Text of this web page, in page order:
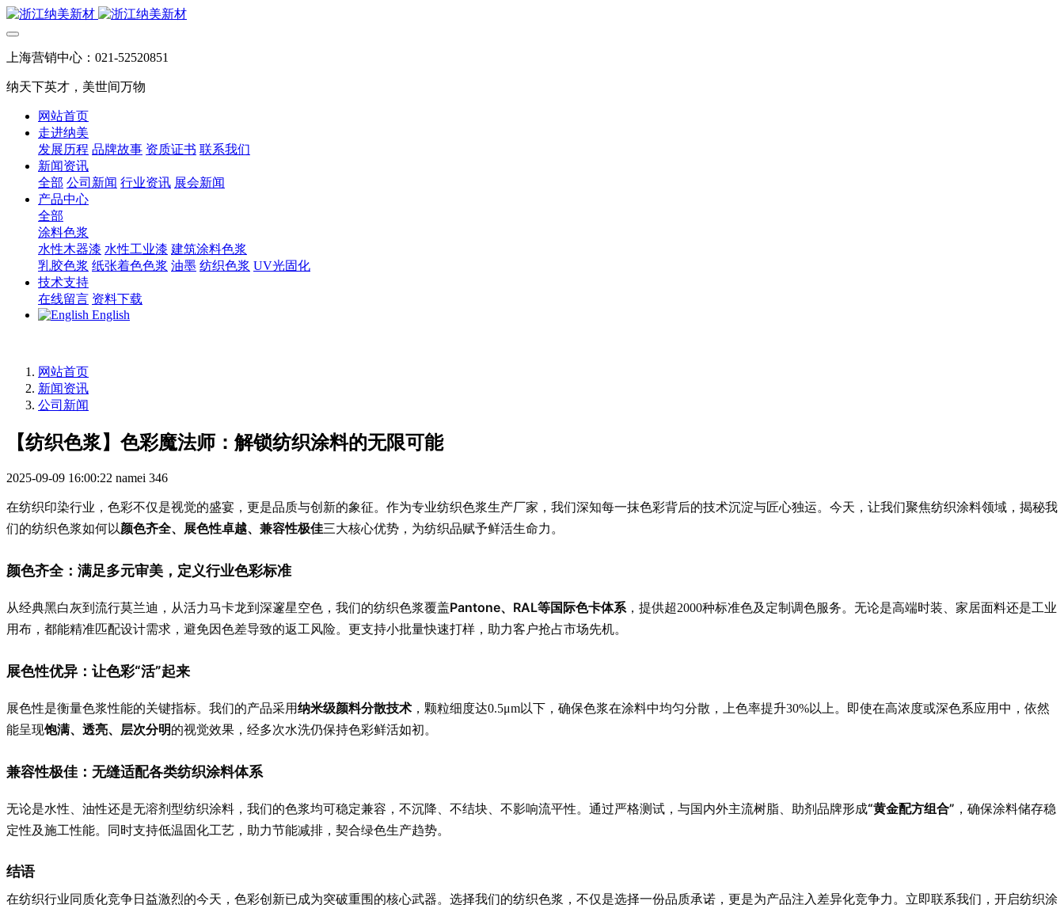
上海营销中心：021-52520851
纳天下英才，美世间万物
网站首页
走进纳美
发展历程 品牌故事 资质证书 联系我们
新闻资讯
全部 公司新闻 行业资讯 展会新闻
产品中心
全部
涂料色浆
水性木器漆 水性工业漆 建筑涂料色浆
乳胶色浆 纸张着色色浆 油墨 纺织色浆 UV光固化
技术支持
在线留言 资料下载
English
网站首页
新闻资讯
公司新闻
【纺织色浆】色彩魔法师：解锁纺织涂料的无限可能
2025-09-09 16:00:22 namei 346
在纺织印染行业，色彩不仅是视觉的盛宴，更是品质与创新的象征。作为专业纺织色浆生产厂家，我们深知每一抹色彩背后的技术沉淀与匠心独运。今天，让我们聚焦纺织涂料领域，揭秘我
们的纺织色浆如何以颜色齐全、展色性卓越、兼容性极佳三大核心优势，为纺织品赋予鲜活生命力。
颜色齐全：满足多元审美，定义行业色彩标准
从经典黑白灰到流行莫兰迪，从活力马卡龙到深邃星空色，我们的纺织色浆覆盖Pantone、RAL等国际色卡体系 ，提供超2000种标准色及定制调色服务。无论是高端时装、家居面料还是工业
用布，都能精准匹配设计需求，避免因色差导致的返工风险。更支持小批量快速打样，助力客户抢占市场先机。
展色性优异：让色彩“活”起来
展色性是衡量色浆性能的关键指标。我们的产品采用纳米级颜料分散技术 ，颗粒细度达0.5μm以下，确保色浆在涂料中均匀分散，上色率提升30%以上。即使在高浓度或深色系应用中，依然
能呈现饱满、透亮、层次分明的视觉效果，经多次水洗仍保持色彩鲜活如初。
兼容性极佳：无缝适配各类纺织涂料体系
无论是水性、油性还是无溶剂型纺织涂料，我们的色浆均可稳定兼容，不沉降、不结块、不影响流平性。通过严格测试，与国内外主流树脂、助剂品牌形成“黄金配方组合” ，确保涂料储存稳
定性及施工性能。同时支持低温固化工艺，助力节能减排，契合绿色生产趋势。
结语
在纺织行业同质化竞争日益激烈的今天，色彩创新已成为突破重围的核心武器。选择我们的纺织色浆，不仅是选择一份品质承诺，更是为产品注入差异化竞争力。立即联系我们，开启纺织涂